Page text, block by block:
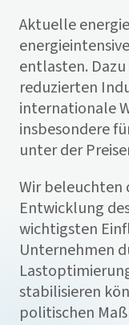
Aktuelle
entlasten.
reduzierten
internationale
insbesondere
unter der
Wir beleuchten
Entwicklung
wichtigsten
Unternehmen
stabilisieren
politischen